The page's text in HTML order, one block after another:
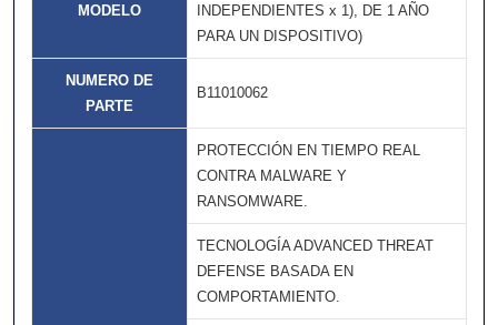
MODELO
INDEPENDIENTES x 1), DE 1 AÑO
PARA UN DISPOSITIVO)
NUMERO DE
PARTE
B11010062
PROTECCIÓN EN TIEMPO REAL
CONTRA MALWARE Y
RANSOMWARE.
TECNOLOGÍA ADVANCED THREAT
DEFENSE BASADA EN
COMPORTAMIENTO.